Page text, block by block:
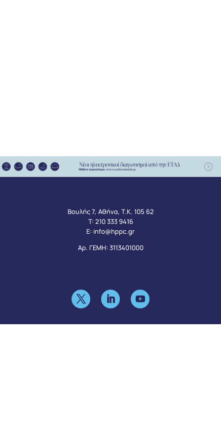
Βουλής 7, Αθήνα, Τ.Κ. 105 62
Τ: 210 333 9416
Ε: info@hppc.gr
Αρ. ΓΕΜΗ: 3113401000